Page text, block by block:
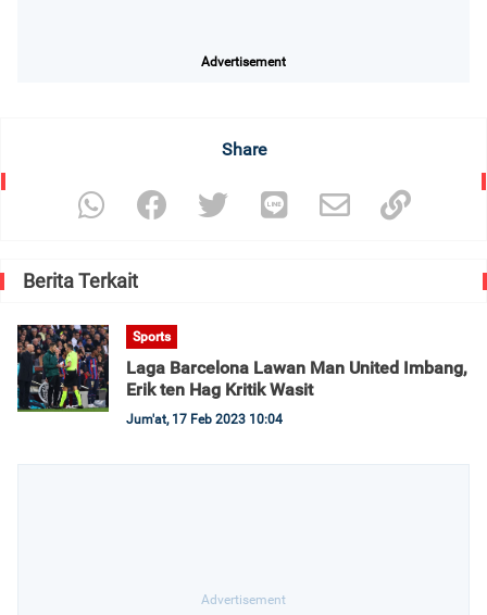
Advertisement
Share
Berita Terkait
Sports
Laga Barcelona Lawan Man United Imbang,
Erik ten Hag Kritik Wasit
Jum'at, 17 Feb 2023 10:04